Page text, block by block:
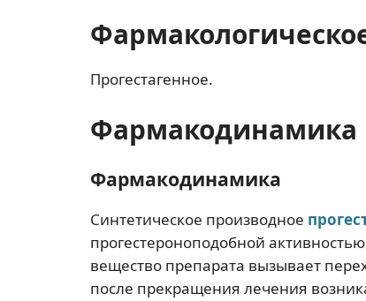
Прогестагенное.
Фармакодинамика
Фармакодинамика
Синтетическое производное
прогестероноподобной
вещество препарата вызывает
после прекращения лечения